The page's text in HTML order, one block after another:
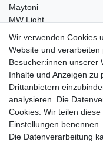
Maytoni
MW Light
Anfragen von
Sie sind Lampen-
der Schweiz?
Kontaktieren Sie uns
Schweiz
Wir verwenden Cookies
Website und
Besucher:innen unserer
Inhalte und Anzeigen zu
Drittanbietern
analysieren. Die
Cookies. Wir teilen
Einstellungen benennen.
Die Datenverarbeitung